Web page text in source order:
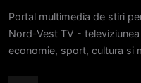
Portal multimedia de stiri
Nord-Vest TV -
economie, sport, cultura si